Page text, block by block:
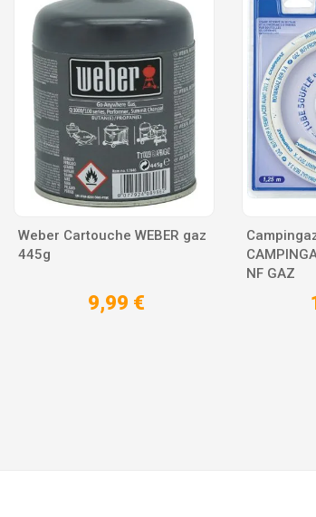
Weber Cartouche WEBER gaz
445g
9,99 €
NF GAZ